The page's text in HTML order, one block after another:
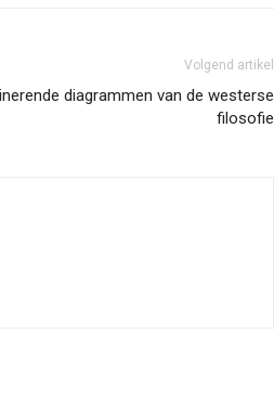
Volgend artikel
diagrammen van de westerse
filosofie